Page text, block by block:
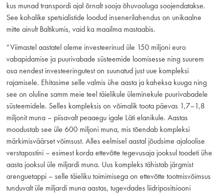
kus munad transpordi ajal õrnalt sooja õhuvooluga soojendatakse.
See kohalike spetsialistide loodud insenerilahendus on unikaalne
mitte ainult Baltikumis, vaid ka maailma mastaabis.
“Viimastel aastatel oleme investeerinud üle 150 miljoni euro
vabapidamise ja puurivabade süsteemide loomisesse ning suurem
osa nendest investeeringutest on suunatud just uue kompleksi
rajamisele. Ehitasime selle valmis ühe aasta ja kaheksa kuuga ning
see on oluline samm meie teel täielikule üleminekule puurivabadele
süsteemidele. Selles kompleksis on võimalik toota päevas 1,7–1,8
miljonit muna – piisavalt peaaegu igale Läti elanikule. Aastas
moodustab see üle 600 miljoni muna, mis tõendab kompleksi
märkimisväärset võimsust. Alles eelmisel aastal jõudsime ajaloolise
verstapostini – esimest korda ettevõtte tegevusaja jooksul toodeti ühe
aasta jooksul üle miljardi muna. Uus kompleks tähistab järgmist
arenguetappi – selle täieliku toimimisega on ettevõtte tootmisvõimsus
tunduvalt üle miljardi muna aastas, tugevdades liidripositsiooni